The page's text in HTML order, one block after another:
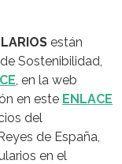
están
Sostenibilidad,
, en la web
en este ENLACE
del
de España,
en el